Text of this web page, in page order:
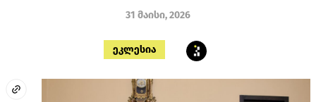
31 მაისი, 2026
ეკლესია